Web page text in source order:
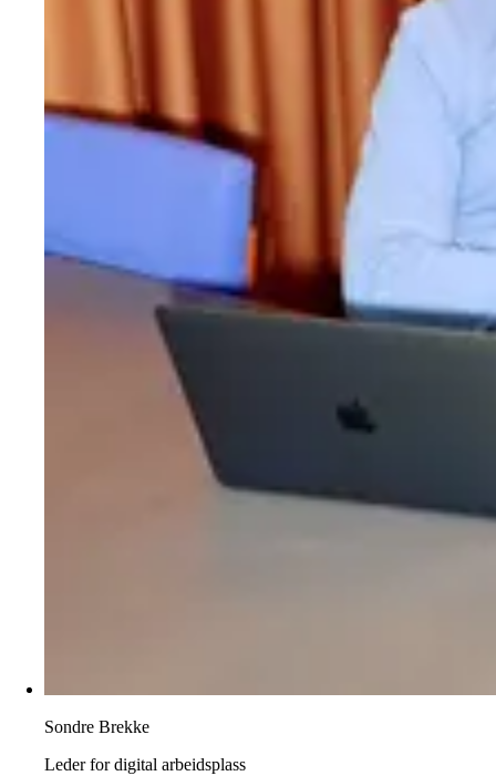
Sondre Brekke
Leder for digital arbeidsplass